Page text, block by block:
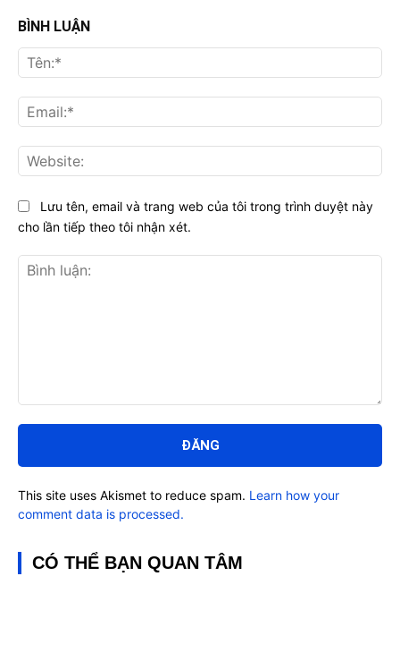
BÌNH LUẬN
luận:
Lưu tên, email và trang web của tôi trong trình duyệt này
cho lần tiếp theo tôi nhận xét.
This site uses Akismet to reduce spam. Learn how your
comment data is processed.
CÓ THỂ BẠN QUAN TÂM